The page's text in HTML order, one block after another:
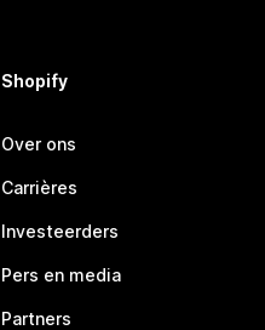
Shopify
Over ons
Carrières
Investeerders
Pers en media
Partners